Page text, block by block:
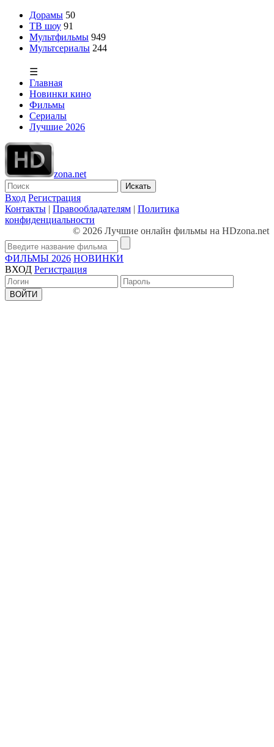
Дорамы 50
ТВ шоу 91
Мультфильмы 949
Мультсериалы 244
☰
Главная
Новинки кино
Фильмы
Сериалы
Лучшие 2026
zona.net
Искать
Вход Регистрация
Контакты | Правообладателям | Политика
конфиденциальности
© 2026 Лучшие онлайн фильмы на HDzona.net
ФИЛЬМЫ 2026 НОВИНКИ
ВХОД Регистрация